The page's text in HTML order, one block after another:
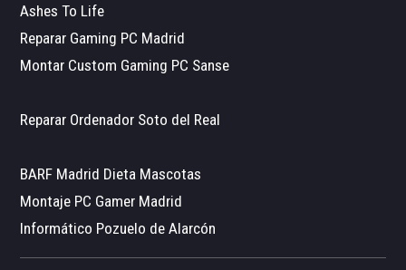
Ashes To Life
Reparar Gaming PC Madrid
Montar Custom Gaming PC Sanse
Reparar Ordenador Soto del Real
BARF Madrid Dieta Mascotas
Montaje PC Gamer Madrid
Informático Pozuelo de Alarcón